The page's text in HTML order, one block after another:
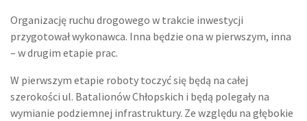
Organizację ruchu drogowego w trakcie inwestycji
przygotował wykonawca. Inna będzie ona w pierwszym, inna
– w drugim etapie prac.
W pierwszym etapie roboty toczyć się będą na całej
szerokości ul. Batalionów Chłopskich i będą polegały na
wymianie podziemnej infrastruktury. Ze względu na głębokie